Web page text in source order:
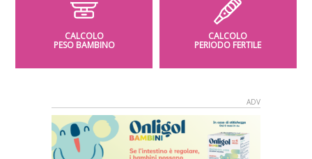
CALCOLO
PESO BAMBINO
CALCOLO
PERIODO FERTILE